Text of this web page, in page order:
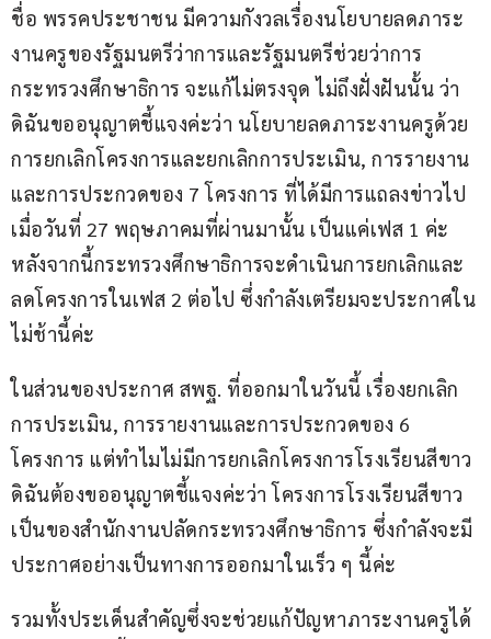
ชื่อ พรรคประชาชน มีความกังวลเรื่องนโยบายลดภาระ
งานครูของรัฐมนตรีว่าการและรัฐมนตรีช่วยว่าการ
กระทรวงศึกษาธิการ จะแก้ไม่ตรงจุด ไม่ถึงฝั่งฝันนั้น ว่า
ดิฉันขออนุญาตชี้แจงค่ะว่า นโยบายลดภาระงานครูด้วย
การยกเลิกโครงการและยกเลิกการประเมิน, การรายงาน
และการประกวดของ 7 โครงการ ที่ได้มีการแถลงข่าวไป
เมื่อวันที่ 27 พฤษภาคมที่ผ่านมานั้น เป็นแค่เฟส 1 ค่ะ
หลังจากนี้กระทรวงศึกษาธิการจะดำเนินการยกเลิกและ
ลดโครงการในเฟส 2 ต่อไป ซึ่งกำลังเตรียมจะประกาศใน
ไม่ช้านี้ค่ะ
ในส่วนของประกาศ สพฐ. ที่ออกมาในวันนี้ เรื่องยกเลิก
การประเมิน, การรายงานและการประกวดของ 6
โครงการ แต่ทำไมไม่มีการยกเลิกโครงการโรงเรียนสีขาว
ดิฉันต้องขออนุญาตชี้แจงค่ะว่า โครงการโรงเรียนสีขาว
เป็นของสำนักงานปลัดกระทรวงศึกษาธิการ ซึ่งกำลังจะมี
ประกาศอย่างเป็นทางการออกมาในเร็ว ๆ นี้ค่ะ
รวมทั้งประเด็นสำคัญซึ่งจะช่วยแก้ปัญหาภาระงานครูได้